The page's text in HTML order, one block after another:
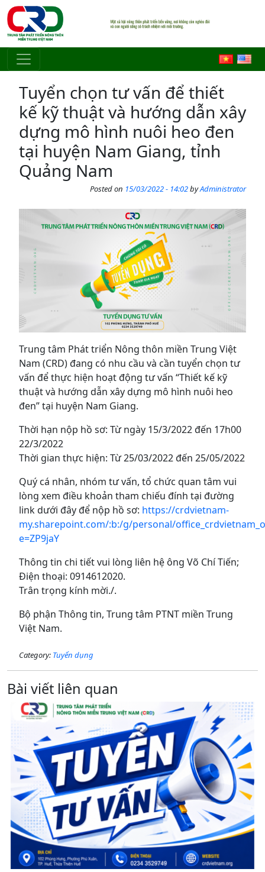
Skip to main content
Tuyển chọn tư vấn để thiết
kế kỹ thuật và hướng dẫn xây
dựng mô hình nuôi heo đen
tại huyện Nam Giang, tỉnh
Quảng Nam
Posted on 15/03/2022 - 14:02byAdministrator
Trung tâm Phát triển Nông thôn miền Trung Việt
Nam (CRD) đang có nhu cầu và cần tuyển chọn tư
vấn để thực hiện hoạt động tư vấn “Thiết kế kỹ
thuật và hướng dẫn xây dựng mô hình nuôi heo
đen” tại huyện Nam Giang.
Thời hạn nộp hồ sơ: Từ ngày 15/3/2022 đến 17h00
22/3/2022
Thời gian thực hiện: Từ 25/03/2022 đến 25/05/2022
Quý cá nhân, nhóm tư vấn, tổ chức quan tâm vui
lòng xem điều khoản tham chiếu đính tại đường
link dưới đây để nộp hồ sơ: https://crdvietnam-
my.sharepoint.com/:b:/g/personal/
e=ZP9jaY
Thông tin chi tiết vui lòng liên hệ ông Võ Chí Tiến;
Điện thoại: 0914612020.
Trân trọng kính mời./.
Bộ phận Thông tin, Trung tâm PTNT miền Trung
Việt Nam.
Category: Tuyển dụng
Bài viết liên quan